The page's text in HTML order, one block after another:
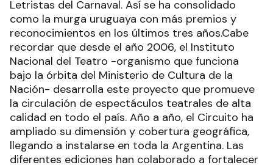
Letristas del Carnaval. Así se ha consolidado
como la murga uruguaya con más premios y
reconocimientos en los últimos tres años.Cabe
recordar que desde el año 2006, el Instituto
Nacional del Teatro -organismo que funciona
bajo la órbita del Ministerio de Cultura de la
Nación- desarrolla este proyecto que promueve
la circulación de espectáculos teatrales de alta
calidad en todo el país. Año a año, el Circuito ha
ampliado su dimensión y cobertura geográfica,
llegando a instalarse en toda la Argentina. Las
diferentes ediciones han colaborado a fortalecer